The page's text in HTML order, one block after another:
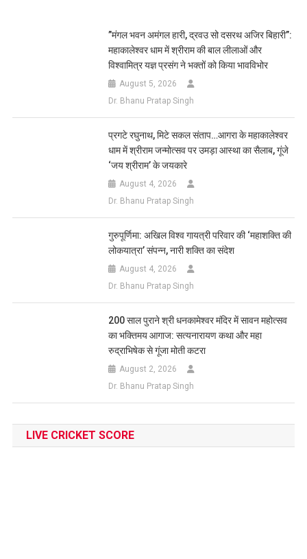
List
​”मंगल भवन अमंगल हारी, द्रवउ सो दसरथ अजिर बिहारी”:
महाकालेश्वर धाम में श्रीराम की बाल लीलाओं और
विश्वामित्र यज्ञ प्रसंग ने भक्तों को किया भावविभोर
August 5, 2026
Dr. Bhanu Pratap Singh
प्रगटे रघुनाथ, मिटे सकल संताप…आगरा के महाकालेश्वर
धाम में श्रीराम जन्मोत्सव पर उमड़ा आस्था का सैलाब, गूंजे
‘जय श्रीराम’ के जयकारे
August 4, 2026
Dr. Bhanu Pratap Singh
गुरुपूर्णिमा: अखिल विश्व गायत्री परिवार की ‘महाशक्ति की
लोकयात्रा’ संपन्न, नारी शक्ति का संदेश
August 4, 2026
Dr. Bhanu Pratap Singh
200 साल पुराने श्री धनकामेश्वर मंदिर में सावन महोत्सव
का भक्तिमय आगाज: सत्यनारायण कथा और महा
रुद्राभिषेक से गूंजा मोती कटरा
August 2, 2026
Dr. Bhanu Pratap Singh
LIVE CRICKET SCORE